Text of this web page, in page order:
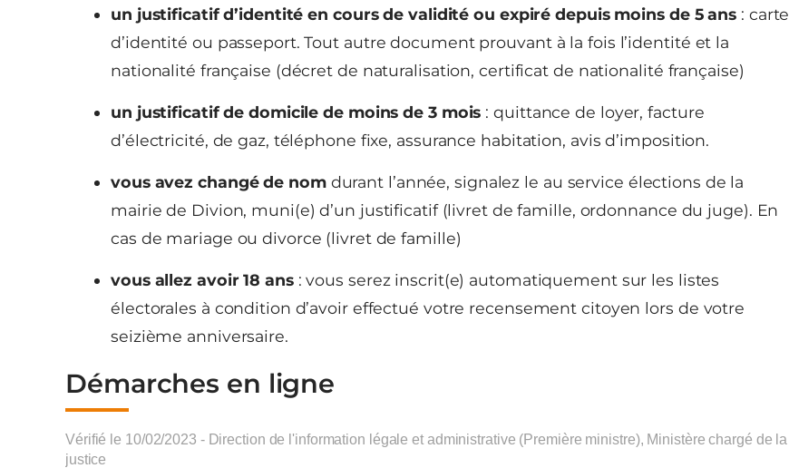
un justificatif d’identité en cours de validité ou expiré depuis moins de 5 ans : carte
d’identité ou passeport. Tout autre document prouvant à la fois l’identité et la
nationalité française (décret de naturalisation, certificat de nationalité française)
un justificatif de domicile de moins de 3 mois : quittance de loyer, facture
d’électricité, de gaz, téléphone fixe, assurance habitation, avis d’imposition.
vous avez changé de nomdurant l’année, signalez le au service élections de la
mairie de Divion, muni(e) d’un justificatif (livret de famille, ordonnance du juge). En
cas de mariage ou divorce (livret de famille)
vous allez avoir 18 ans: vous serez inscrit(e) automatiquement sur les listes
électorales à condition d’avoir effectué votre recensement citoyen lors de votre
seizième anniversaire.
Démarches en ligne
Vérifié le 10/02/2023 - Direction de l'information légale et administrative (Première ministre), Ministère chargé de la
justice